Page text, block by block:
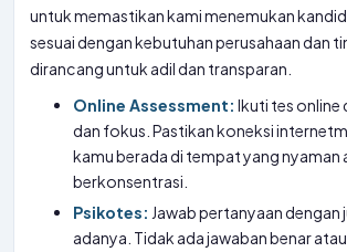
untuk memastikan kami menemukan
sesuai dengan kebutuhan perusahaan dan
dirancang untuk adil dan transparan.
Online Assessment: Ikuti tes online
dan fokus. Pastikan koneksi
kamu berada di tempat yang nyaman
berkonsentrasi.
Psikotes: Jawab pertanyaan dengan
adanya. Tidak ada jawaban benar